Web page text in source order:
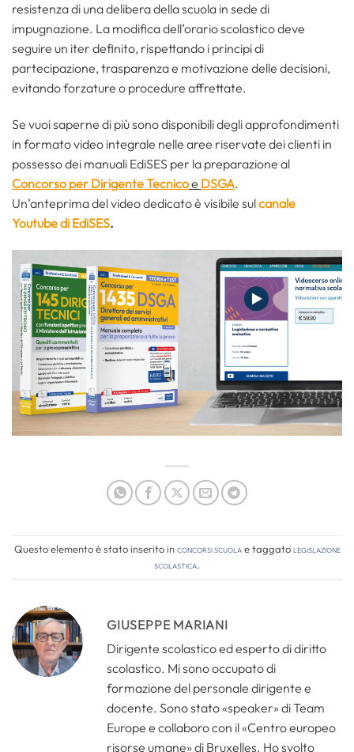
resistenza di una delibera della scuola in sede di
impugnazione. La modifica dell’orario scolastico deve
seguire un iter definito, rispettando i principi di
partecipazione, trasparenza e motivazione delle decisioni,
evitando forzature o procedure affrettate.
Se vuoi saperne di più sono disponibili degli approfondimenti
in formato video integrale nelle aree riservate dei clienti in
possesso dei manuali EdiSES per la preparazione al
Concorso per Dirigente Tecnicoe DSGA.
Un’anteprima del video dedicato è visibile sulcanale
Youtube di EdiSES.
Questo elemento è stato inserito inConcorsi Scuolae taggatolegislazione
scolastica.
GIUSEPPE MARIANI
Dirigente scolastico ed esperto di diritto
scolastico. Mi sono occupato di
formazione del personale dirigente e
docente. Sono stato «speaker» di Team
Europe e collaboro con il «Centro europeo
risorse umane» di Bruxelles. Ho svolto